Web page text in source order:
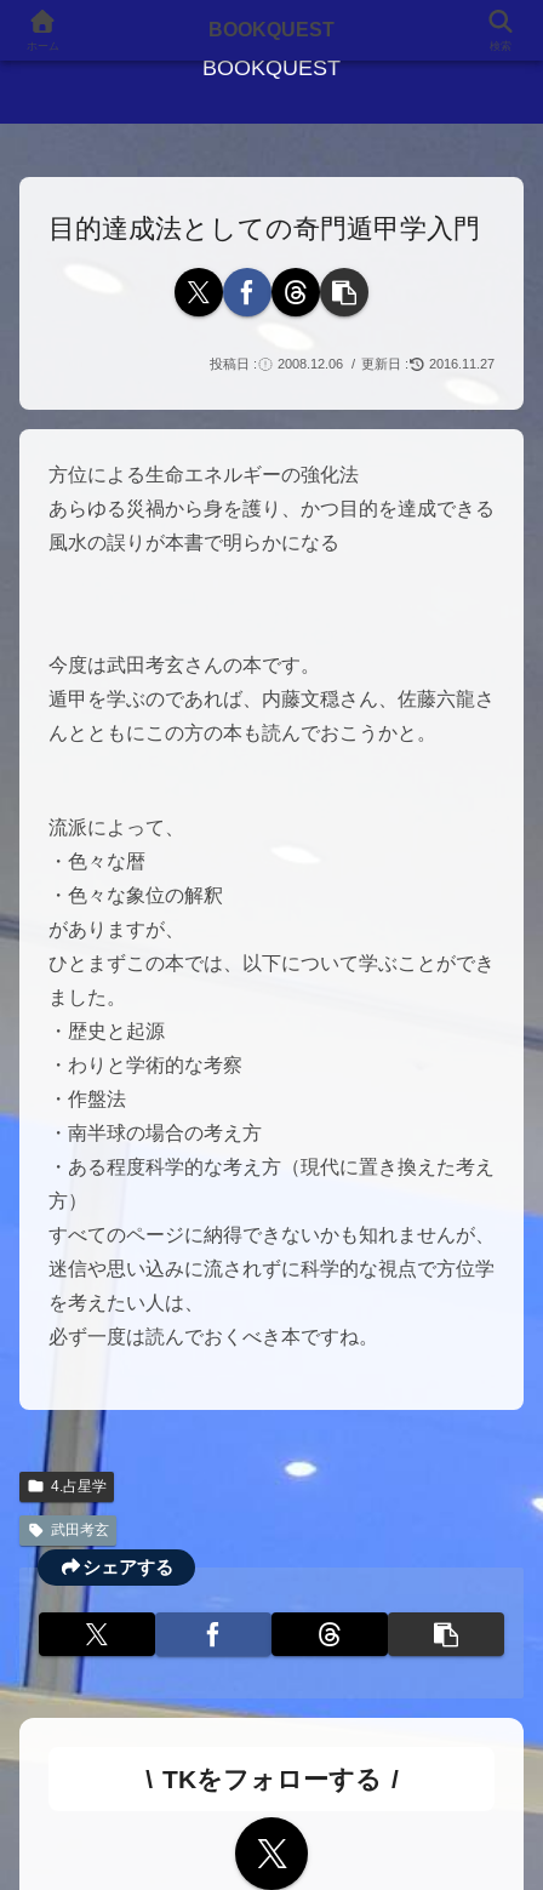
BOOKQUEST
目的達成法としての奇門遁甲学入門
2008.12.06 2016.11.27
方位による生命エネルギーの強化法
あらゆる災禍から身を護り、かつ目的を達成できる
風水の誤りが本書で明らかになる
今度は武田考玄さんの本です。
遁甲を学ぶのであれば、内藤文穏さん、佐藤六龍さ
んとともにこの方の本も読んでおこうかと。
流派によって、
・色々な暦
・色々な象位の解釈
がありますが、
ひとまずこの本では、以下について学ぶことができ
ました。
・歴史と起源
・わりと学術的な考察
・作盤法
・南半球の場合の考え方
・ある程度科学的な考え方（現代に置き換えた考え
方）
すべてのページに納得できないかも知れませんが、
迷信や思い込みに流されずに科学的な視点で方位学
を考えたい人は、
必ず一度は読んでおくべき本ですね。
4.占星学
武田考玄
シェアする
TKをフォローする
ホーム
BOOKQUEST
検索